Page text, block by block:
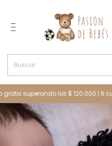
superando los $ 120.000 | 6